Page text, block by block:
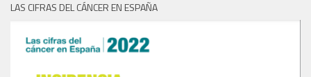
LAS CIFRAS DEL CÁNCER EN ESPAÑA